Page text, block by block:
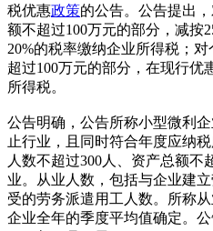
税优惠政策的公告。公告提出
额不超过100万元的部分，减按
20%的税率缴纳企业所得税；
超过100万元的部分，在现行优
所得税。
公告明确，公告所称小型微利
止行业，且同时符合年度应纳
人数不超过300人、资产总额不
业。从业人数，包括与企业建
受的劳务派遣用工人数。所称
企业全年的季度平均值确定。